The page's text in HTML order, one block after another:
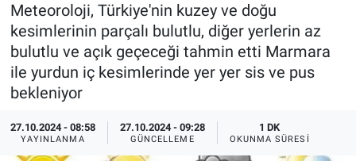
Meteoroloji, Türkiye'nin kuzey ve doğu
kesimlerinin parçalı bulutlu, diğer yerlerin az
bulutlu ve açık geçeceği tahmin etti Marmara
ile yurdun iç kesimlerinde yer yer sis ve pus
bekleniyor
27.10.2024 - 08:58
YAYINLANMA
27.10.2024 - 09:28
GÜNCELLEME
1 DK
OKUNMA SÜRESI